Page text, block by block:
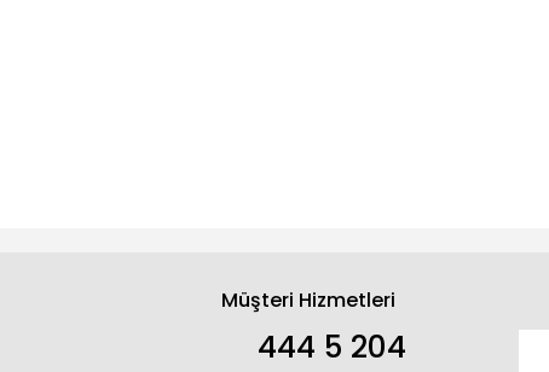
Müşteri Hizmetleri
444 5 204